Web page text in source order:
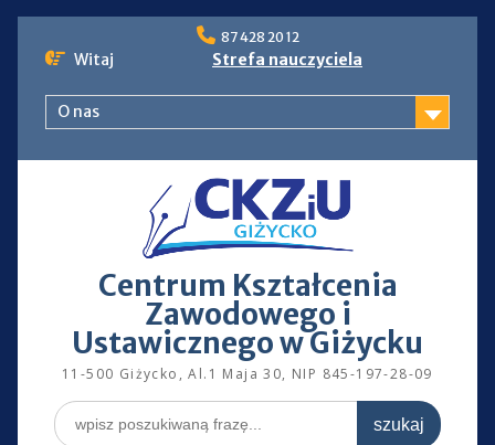
to
87 428 20 12
Witaj Strefa nauczyciela
O nas
Centrum Kształcenia
Zawodowego i
Ustawicznego w Giżycku
11-500 Giżycko, Al.1 Maja 30, NIP 845-197-28-09
Search
for: